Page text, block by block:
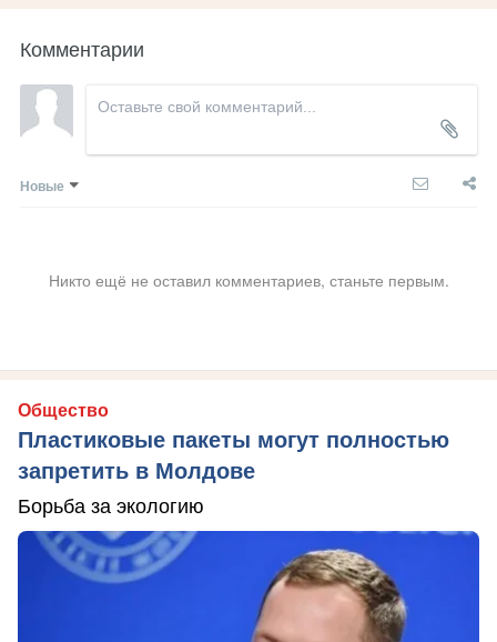
Комментарии
Новые
Никто ещё не оставил комментариев, станьте первым.
Общество
Пластиковые пакеты могут полностью
запретить в Молдове
Борьба за экологию